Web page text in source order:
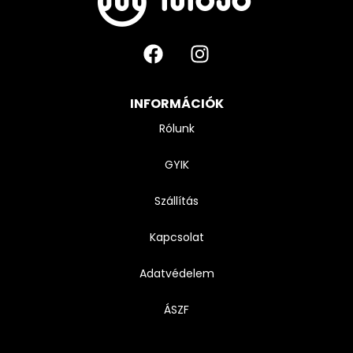
INFORMÁCIÓK
Rólunk
GYIK
Szállítás
Kapcsolat
Adatvédelem
ÁSZF